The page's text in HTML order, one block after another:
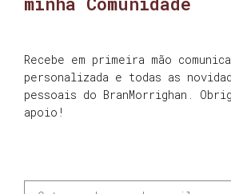
Recebe em primeira mão
personalizada e todas as
pessoais do BranMorrighan.
apoio!